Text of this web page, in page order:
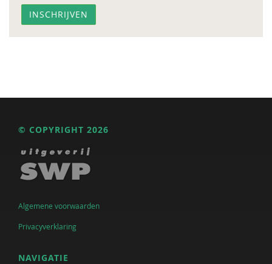
© COPYRIGHT 2026
Algemene voorwaarden
Privacyverklaring
NAVIGATIE